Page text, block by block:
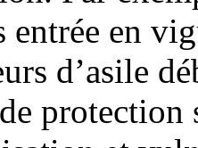
entrée en
d’asile